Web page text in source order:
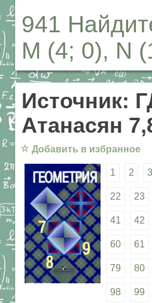
941
М (4; 0), N
Источник:
Атанасян
☆ Добавить в избранное
1 2 3
22 23
41 42
60 61
79 80
98 99